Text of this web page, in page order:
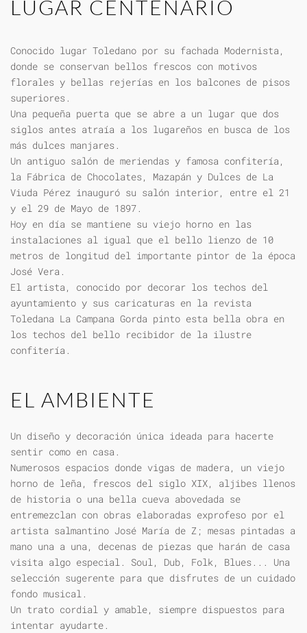
LUGAR CENTENARIO
Conocido lugar Toledano por su fachada Modernista,
donde se conservan bellos frescos con motivos
florales y bellas rejerías en los balcones de pisos
superiores.
Una pequeña puerta que se abre a un lugar que dos
siglos antes atraía a los lugareños en busca de los
más dulces manjares.
Un antiguo salón de meriendas y famosa confitería,
la Fábrica de Chocolates, Mazapán y Dulces de La
Viuda Pérez inauguró su salón interior, entre el 21
y el 29 de Mayo de 1897.
Hoy en día se mantiene su viejo horno en las
instalaciones al igual que el bello lienzo de 10
metros de longitud del importante pintor de la época
José Vera.
El artista, conocido por decorar los techos del
ayuntamiento y sus caricaturas en la revista
Toledana La Campana Gorda pinto esta bella obra en
los techos del bello recibidor de la ilustre
confitería.
EL AMBIENTE
Un diseño y decoración única ideada para hacerte
sentir como en casa.
Numerosos espacios donde vigas de madera, un viejo
horno de leña, frescos del siglo XIX, aljibes llenos
de historia o una bella cueva abovedada se
entremezclan con obras elaboradas exprofeso por el
artista salmantino José María de Z; mesas pintadas a
mano una a una, decenas de piezas que harán de casa
visita algo especial. Soul, Dub, Folk, Blues... Una
selección sugerente para que disfrutes de un cuidado
fondo musical.
Un trato cordial y amable, siempre dispuestos para
intentar ayudarte.